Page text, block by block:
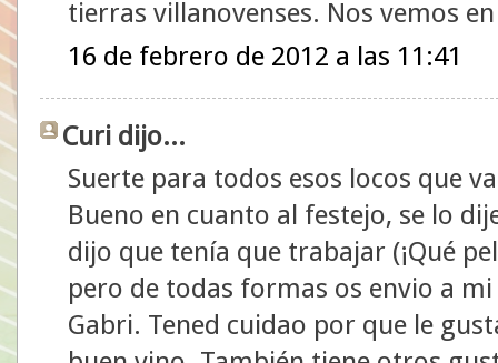
tierras villanovenses. Nos vemos
16 de febrero de 2012 a las 11:41
Curi dijo...
Suerte para todos esos locos que
Bueno en cuanto al festejo, se lo
dijo que tenía que trabajar (¡Qué
pero de todas formas os envio a
Gabri. Tened cuidao por que le